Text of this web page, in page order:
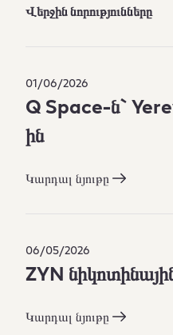
Վերջին նորությունները
01/06/2026
Q Space-ն`
ին​
Կարդալ նյութը
06/05/2026
ZYN
Կարդալ նյութը